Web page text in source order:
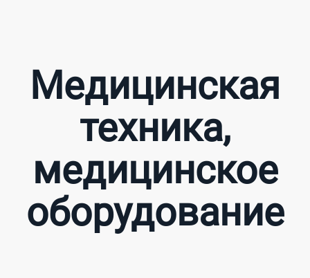
Медицинская
техника,
медицинское
оборудование